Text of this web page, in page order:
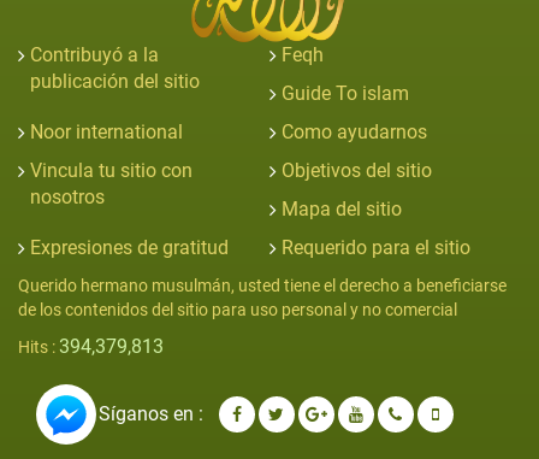
Contribuyó a la
publicación del sitio
Feqh
Guide To islam
Noor international
Como ayudarnos
Vincula tu sitio con
nosotros
Objetivos del sitio
Mapa del sitio
Expresiones de gratitud
Requerido para el sitio
Querido hermano musulmán, usted tiene el derecho a beneficiarse
de los contenidos del sitio para uso personal y no comercial
Hits : 394,379,813
Síganos en :